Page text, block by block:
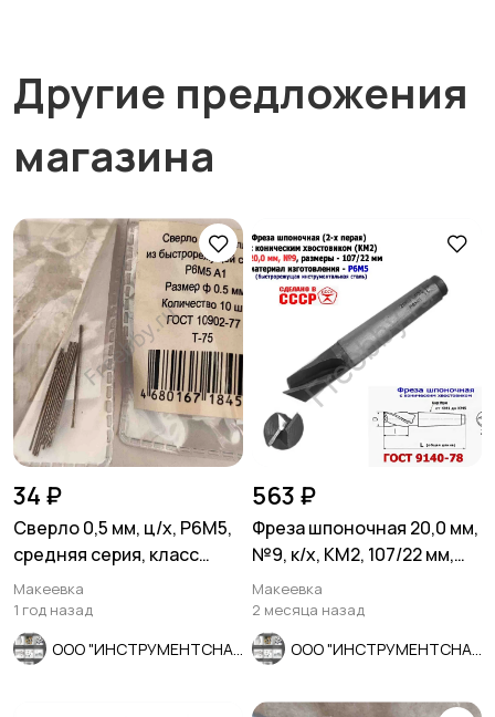
Другие предложения
магазина
34 ₽
Сверло 0,5 мм, ц/х, Р6М5,
средняя серия, класс
точности А1, 22/6 мм.
Макеевка
1 год назад
563 ₽
Фреза шпоночная 20,0 мм,
№9, к/х, КМ2, 107/22 мм,
2235-0055, СССР.
Макеевка
2 месяца назад